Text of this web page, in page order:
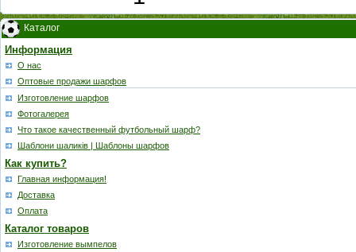
Каталог
Информация
О нас
Оптовые продажи шарфов
Изготовление шарфов
Фотогалерея
Что такое качественный футбольный шарф?
Шаблони шаликів | Шаблоны шарфов
Как купить?
Главная информация!
Доставка
Оплата
Каталог товаров
Изготовление вымпелов